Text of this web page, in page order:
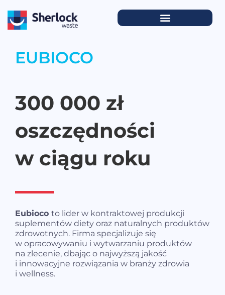
EUBIOCO
300 000 zł
oszczędności
w ciągu roku
Eubioco to lider w kontraktowej produkcji
suplementów diety oraz naturalnych produktów
zdrowotnych. Firma specjalizuje się
w opracowywaniu i wytwarzaniu produktów
na zlecenie, dbając o najwyższą jakość
i innowacyjne rozwiązania w branży zdrowia
i wellness.